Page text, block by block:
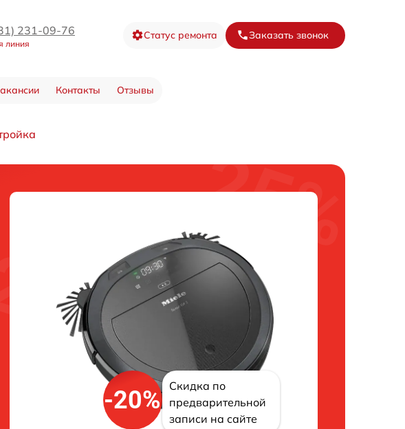
231-09-76
линия
Статус ремонта Заказать звонок
Контакты Отзывы
-20%
Скидка по
предварительной
записи на сайте